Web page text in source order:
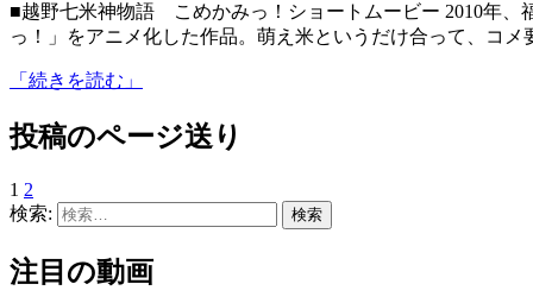
■越野七米神物語 こめかみっ！ショートムービー 2010年、福岡発の萌え米として生まれた「越野七米神物語こめかみ
っ！」をアニメ化した作品。萌え米というだけ合って、コ
「続きを読む」
投稿のページ送り
1 2
検索:
注目の動画